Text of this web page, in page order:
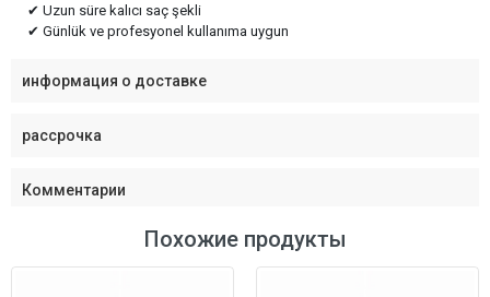
✔ Uzun süre kalıcı saç şekli
✔ Günlük ve profesyonel kullanıma uygun
информация о доставке
рассрочка
Комментарии
Похожие продукты